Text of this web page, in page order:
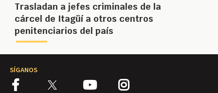
Trasladan a jefes criminales de la
cárcel de Itagüí a otros centros
penitenciarios del país
SÍGANOS